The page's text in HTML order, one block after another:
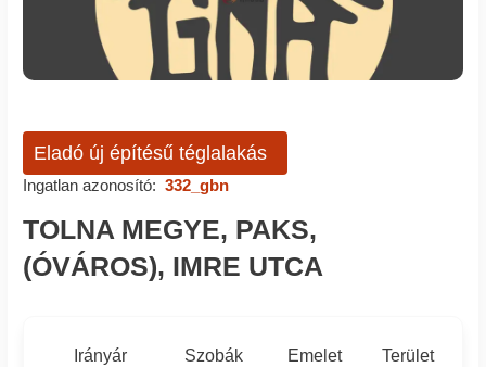
Eladó új építésű téglalakás
Ingatlan azonosító: 332_gbn
TOLNA MEGYE, PAKS,
(ÓVÁROS), IMRE UTCA
Irányár Szobák Emelet Terület